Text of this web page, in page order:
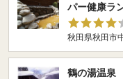
パー健康ラ
秋田県秋田市
鶴の湯温泉